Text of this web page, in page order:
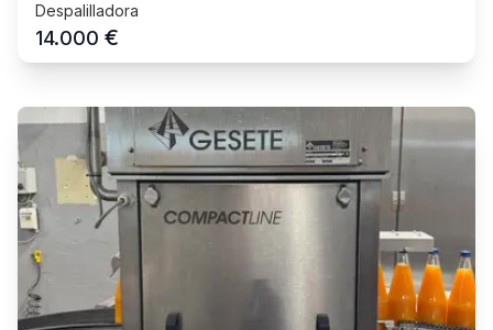
Despalilladora
14.000 €